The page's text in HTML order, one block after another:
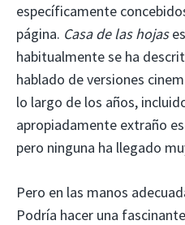
específicamente
página. Casa de las hojas
habitualmente se ha
hablado de versiones
lo largo de los años,
apropiadamente extraño
pero ninguna ha llegado
Pero en las manos
Podría hacer una